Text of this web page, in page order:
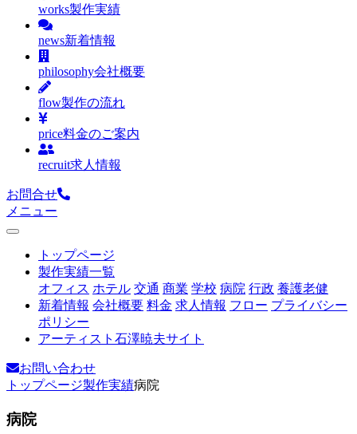
works製作実績
news新着情報
philosophy会社概要
flow製作の流れ
price料金のご案内
recruit求人情報
お問合せ
メニュー
トップページ
製作実績一覧
オフィス ホテル 交通 商業 学校 病院 行政 養護老健
新着情報 会社概要 料金 求人情報 フロー プライバシー
ポリシー
アーティスト石澤暁夫サイト
お問い合わせ
トップページ製作実績病院
病院